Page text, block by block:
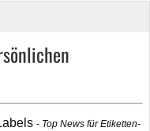
Top News für Etiketten-